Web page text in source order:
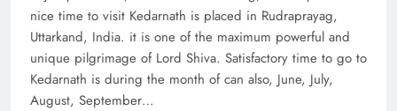
nice time to visit Kedarnath is placed in Rudraprayag,
Uttarkand, India. it is one of the maximum powerful and
unique pilgrimage of Lord Shiva. Satisfactory time to go to
Kedarnath is during the month of can also, June, July,
August, September…